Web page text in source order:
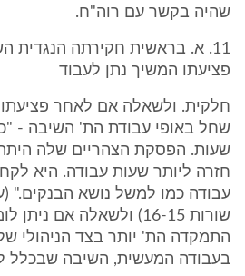
שהיה בקשר עם רוה"ח.
11. א. בראשית חקירתה
פציעתו המשיך נתן לעבוד
חלקית. ולשאלה אם לאחר פציעתו
שחל באופי עבודת הת' השיבה -
שעות. הפסקת הצהריים שלה
חזרה ליותר שעות עבודה. היא
שורות 16-15) ולשאלה אם
התמקדה הת' יותר בצד הניהולי
בעבודה המעשית, השיבה שבכלל